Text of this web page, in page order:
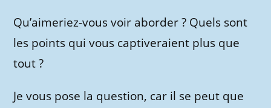
Qu’aimeriez-vous voir aborder ? Quels sont
les points qui vous captiveraient plus que
tout ?
Je vous pose la question, car il se peut que